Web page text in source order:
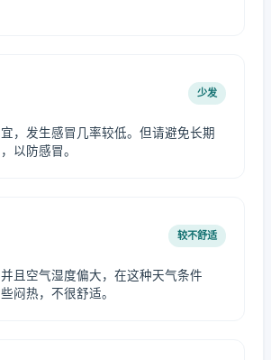
少发
，发生感冒几率较低。但请避免长期
以防感冒。
较不舒适
且空气湿度偏大，在这种天气条件
闷热，不很舒适。